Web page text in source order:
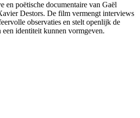
en poëtische documentaire van Gaël
Destors. De film vermengt interviews
observaties en stelt openlijk de
een identiteit kunnen vormgeven.